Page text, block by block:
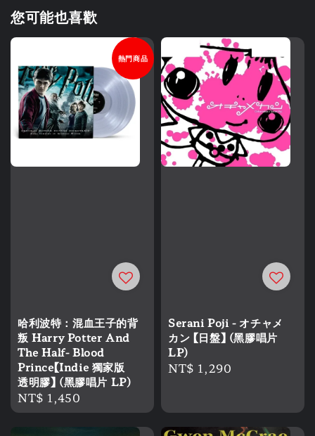
您可能也喜歡
熱門商品
哈利波特：混血王子的背
叛 Harry Potter And
The Half- Blood
Prince【Indie 獨家版
透明膠】 (黑膠唱片 LP)
Regular
price
NT$ 1,450
Serani Poji - オチャメ
カン 【日盤】 (黑膠唱片
LP)
Regular
NT$ 1,290